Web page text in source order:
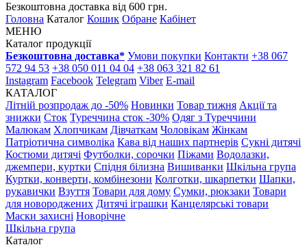
Безкоштовна доставка від 600 грн.
Головна Каталог Кошик Обране Кабінет
МЕНЮ
Каталог продукції
Безкоштовна доставка* Умови покупки Контакти +38 067
572 94 53 +38 050 011 04 04 +38 063 321 82 61
Instagram Facebook Telegram Viber E-mail
КАТАЛОГ
Літній розпродаж до -50% Новинки Товар тижня Акції та
знижки Сток Туреччина сток -30% Одяг з Туреччини
Малюкам Хлопчикам Дівчаткам Чоловікам Жінкам
Патріотична символіка Кава від наших партнерів Сукні дитячі
Костюми дитячі Футболки, сорочки Піжами Водолазки,
джемпери, куртки Спідня білизна Вишиванки Шкільна група
Куртки, конверти, комбінезони Колготки, шкарпетки Шапки,
рукавички Взуття Товари для дому Сумки, рюкзаки Товари
для новороджених Дитячі іграшки Канцелярські товари
Маски захисні Новорічне
Шкільна група
Каталог